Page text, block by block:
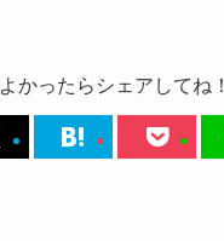
よかったらシェアしてね！